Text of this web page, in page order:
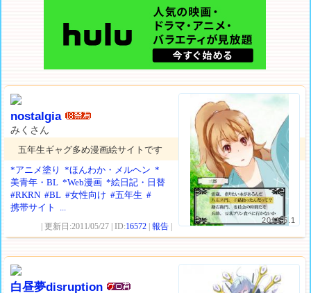
2011.5.1
nostalgia
みくさん
五年生ギャグ多め漫画絵サイトです
*アニメ塗り
*ほんわか・メルヘン *
美青年・BL *Web漫画 *絵日記・日替
#RKRN #BL #女性向け #五年生 #
携帯サイト
...
| 更新日:2011/05/27 | ID:16572 |報告
白昼夢disruption